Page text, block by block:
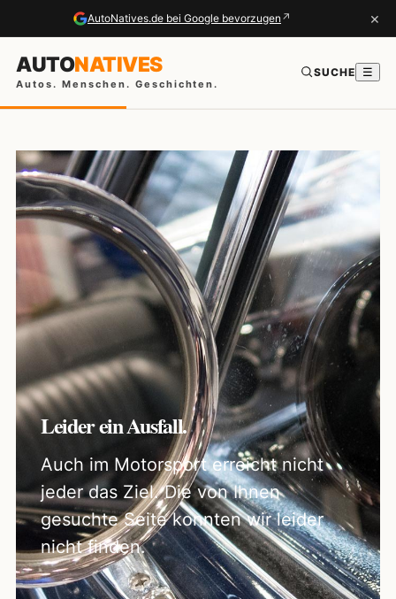
AutoNatives.de bei Google bevorzugen ↗ ×
AUTONATIVES
Autos. Menschen. Geschichten.
SUCHE ☰
Leider ein Ausfall.
Auch im Motorsport erreicht nicht
jeder das Ziel. Die von Ihnen
gesuchte Seite konnten wir leider
nicht finden.